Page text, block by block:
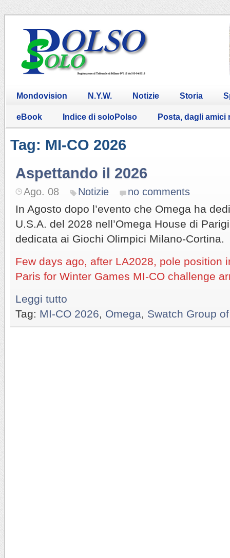
Mondovision N.Y.W. Notizie Storia
eBook Indice di soloPolso Posta, dagli amici
Tag: MI-CO 2026
Aspettando il 2026
Ago. 08 Notizie no comments
In Agosto dopo l’evento che Omega ha
U.S.A. del 2028 nell’Omega House di
dedicata ai Giochi Olimpici Milano-Cortina.
Few days ago, after LA2028, pole position
Paris for Winter Games MI-CO challenge
Leggi tutto
Tag: MI-CO 2026 Omega Swatch Group